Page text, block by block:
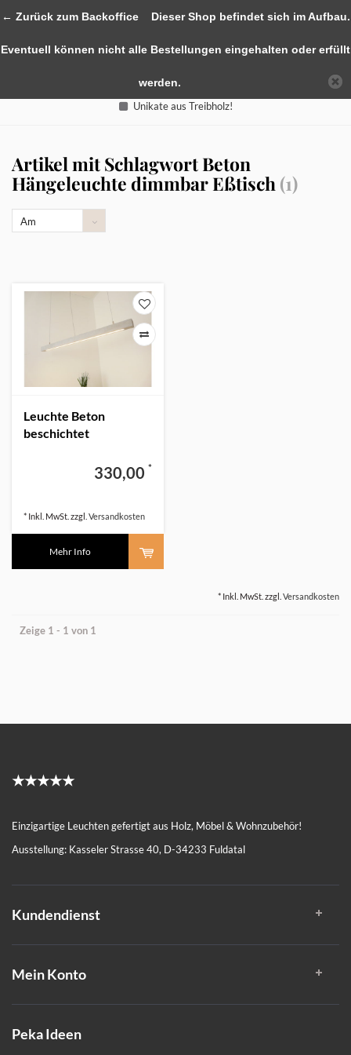
Unikate aus Treibholz!
Artikel mit Schlagwort Beton
Hängeleuchte dimmbar Eßtisch (1)
Am
Leuchte Beton
beschichtet
330,00 *
* Inkl. MwSt. zzgl. Versandkosten
Mehr Info
* Inkl. MwSt. zzgl. Versandkosten
Zeige 1 - 1 von 1
★★★★★
Einzigartige Leuchten gefertigt aus Holz, Möbel & Wohnzubehör!
Ausstellung: Kasseler Strasse 40, D-34233 Fuldatal
Kundendienst
Mein Konto
Peka Ideen
← Zurück zum BackofficeDieser Shop befindet sich im Aufbau.
Eventuell können nicht alle Bestellungen eingehalten oder erfüllt
werden.